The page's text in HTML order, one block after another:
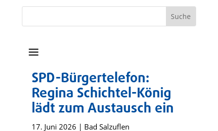
a
SPD-Bürgertelefon:
Regina Schichtel-König
lädt zum Austausch ein
17. Juni 2026 | Bad Salzuflen